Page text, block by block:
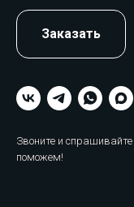
Заказать
Звоните и
поможем!